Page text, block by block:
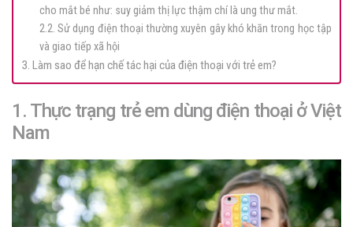
cho mắt bé như: suy giảm thị lực thậm chí là ung thư mắt.
2.2. Sử dụng điện thoại thường xuyên gây khó khăn trong học tập
và giao tiếp xã hội
3. Làm sao để hạn chế tác hại của điện thoại với trẻ em?
1. Thực trạng trẻ em dùng điện thoại ở Việt
Nam